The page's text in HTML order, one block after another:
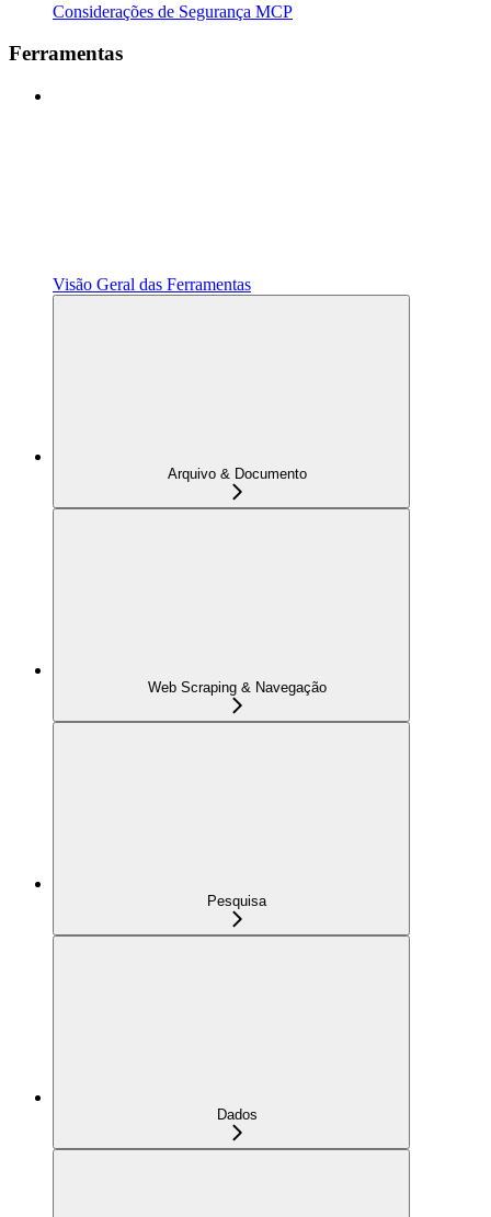
Considerações de Segurança MCP
Ferramentas
Visão Geral das Ferramentas
Arquivo & Documento
Web Scraping & Navegação
Pesquisa
Dados